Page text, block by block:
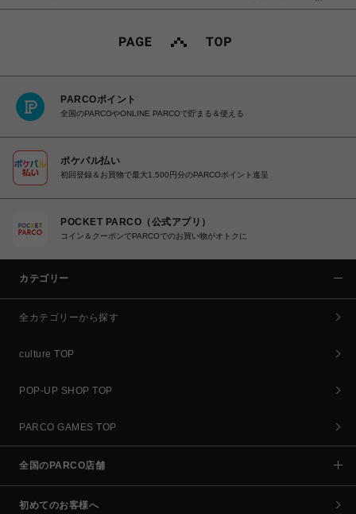
PARCOポイント
全国のPARCOやONLINE PARCOで貯まる＆使える
ポケパル払い
初回登録＆お買物で最大1,500円分のPARCOポイント進呈
POCKET PARCO（公式アプリ）
コイン＆クーポンでPARCOでのお買い物がオトクに
カテゴリー
全カテゴリーから探す
culture TOP
POP-UP SHOP TOP
PARCO GAMES TOP
全国のPARCO店舗
初めてのお客様へ